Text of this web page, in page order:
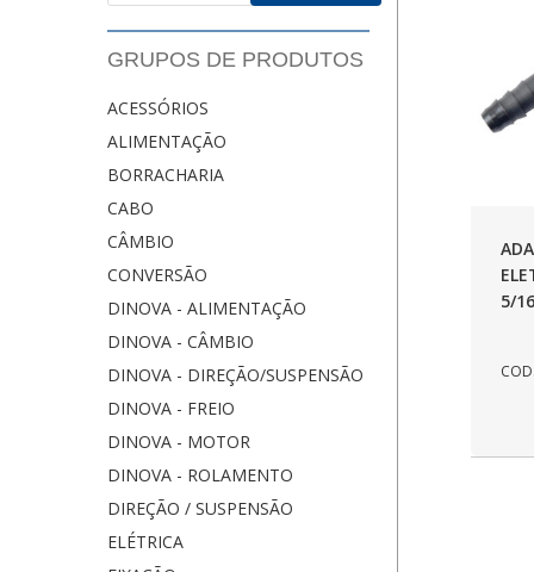
GRUPOS DE PRODUTOS
ACESSÓRIOS
ALIMENTAÇÃO
BORRACHARIA
CABO
CÂMBIO
CONVERSÃO
DINOVA - ALIMENTAÇÃO
DINOVA - CÂMBIO
DINOVA - DIREÇÃO/SUSPENSÃO
DINOVA - FREIO
DINOVA - MOTOR
DINOVA - ROLAMENTO
DIREÇÃO / SUSPENSÃO
ELÉTRICA
5/